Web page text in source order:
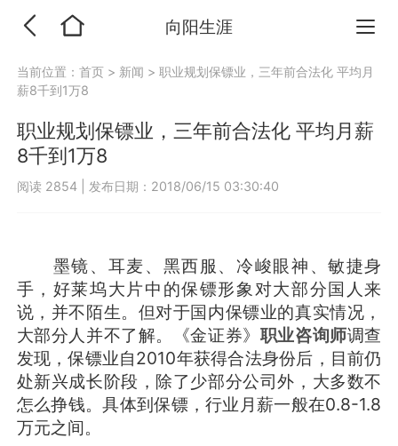
向阳生涯
当前位置：首页 > 新闻 >职业规划保镖业，三年前合法化 平均月
薪8千到1万8
职业规划保镖业，三年前合法化 平均月薪
8千到1万8
阅读 2854 发布日期：2018/06/15 03:30:40
墨镜、耳麦、黑西服、冷峻眼神、敏捷身
手，好莱坞大片中的保镖形象对大部分国人来
说，并不陌生。但对于国内保镖业的真实情况，
大部分人并不了解。《金证券》 职业咨询师调查
发现，保镖业自2010年获得合法身份后，目前仍
处新兴成长阶段，除了少部分公司外，大多数不
怎么挣钱。具体到保镖，行业月薪一般在0.8-1.8
万元之间。